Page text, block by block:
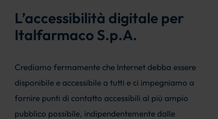
L’accessibilità digitale per
Italfarmaco S.p.A.
Crediamo fermamente che Internet debba essere
disponibile e accessibile a tutti e ci impegniamo a
fornire punti di contatto accessibili al più ampio
pubblico possibile, indipendentemente dalle